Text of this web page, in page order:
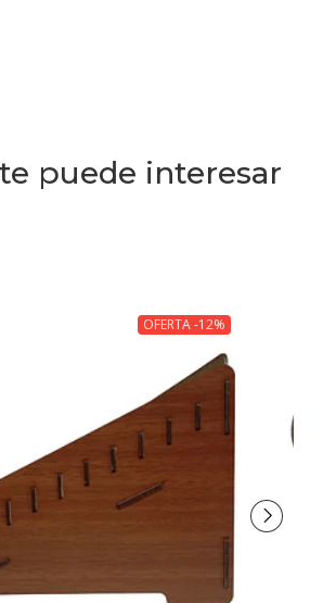
puede interesar
OFERTA -12%